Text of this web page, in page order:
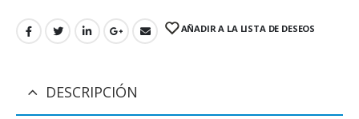
AÑADIR A LA LISTA DE DESEOS
DESCRIPCIÓN